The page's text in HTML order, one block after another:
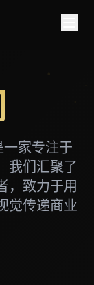
家专注于
我们汇聚了
，致力于用
觉传递商业